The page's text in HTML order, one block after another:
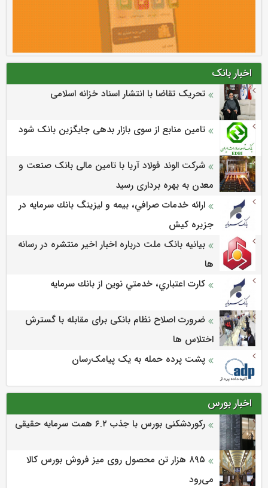
اخبار بانک
تحریک تقاضا با انتشار اسناد خزانه اسلامی
تامین منابع از سوی بازار بدهی جایگزین بانک شود
شرکت الوند فولاد آریا با تامین مالی بانک صنعت و
معدن به بهره برداری رسید
ارائه خدمات صرافي، بيمه و ليزينگ بانك سرمايه در
جزيره كيش
بیانیه بانک ملت درباره اخبار اخیر منتشره در رسانه
ها
كارت اعتباري، خدمتي نوين از بانك سرمايه
ضرورت اصلاح نظام بانکی برای مقابله با گسترش
اختلاس ها
پشت پرده حمله به یک پیامک‌رسان
اخبار بورس
رکوردشکنی بورس با جذب ۶.۲ همت سرمایه حقیقی
۸۹۵ هزار تن محصول روی میز فروش بورس کالا
می‌‌رود